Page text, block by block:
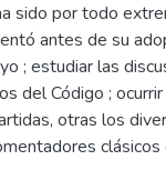
sido por todo
antes de su
; estudiar las
del Código ;
otras los